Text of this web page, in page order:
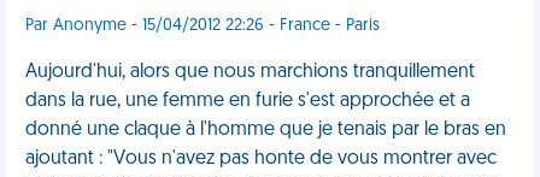
Par Anonyme - 15/04/2012 22:26 - France - Paris
Aujourd'hui, alors que nous marchions tranquillement
dans la rue, une femme en furie s'est approchée et a
donné une claque à l'homme que je tenais par le bras en
ajoutant : "Vous n'avez pas honte de vous montrer avec